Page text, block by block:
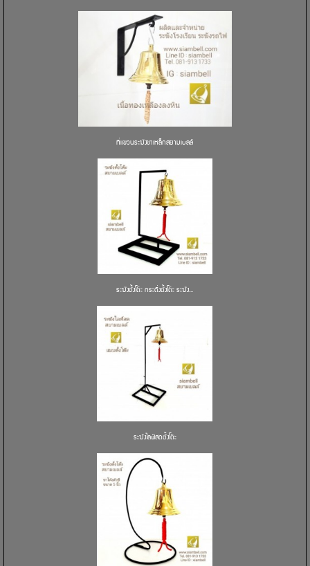
ที่แขวนระฆังขาเหล็กสยามเบลล์
ระฆังตั้งโต๊ะ กระดิ่งตั้งโต๊ะ ระฆัง...
ระฆังไลฟ์สดตั้งโต๊ะ